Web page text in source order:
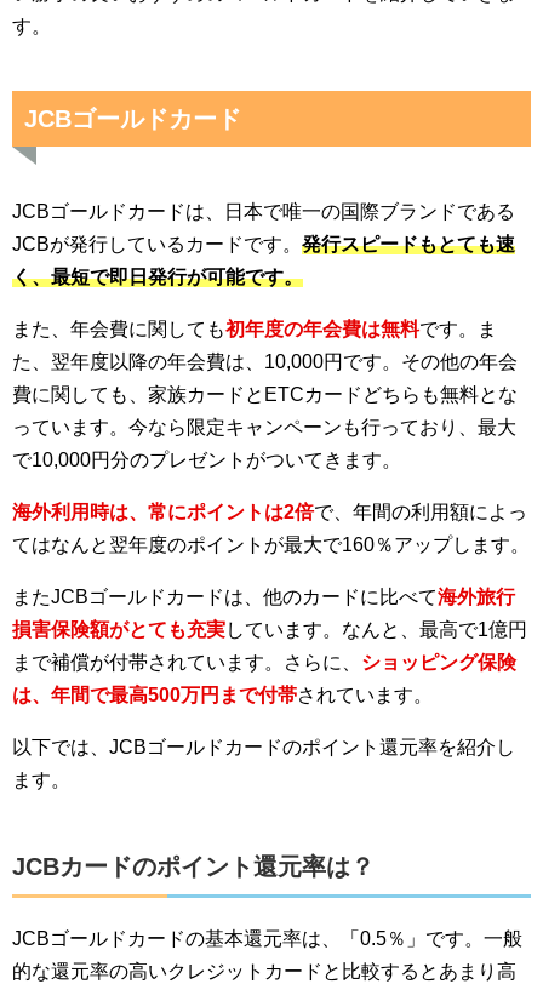
す。
JCBゴールドカード
JCBゴールドカードは、日本で唯一の国際ブランドである
JCBが発行しているカードです。 発行スピードもとても速
く、最短で即日発行が可能です。
また、年会費に関しても初年度の年会費は無料です。ま
た、翌年度以降の年会費は、10,000円です。その他の年会
費に関しても、家族カードとETCカードどちらも無料とな
っています。今なら限定キャンペーンも行っており、最大
で10,000円分のプレゼントがついてきます。
海外利用時は、常にポイントは2倍で、年間の利用額によっ
てはなんと翌年度のポイントが最大で160％アップします。
またJCBゴールドカードは、他のカードに比べて海外旅行
損害保険額がとても充実しています。なんと、最高で1億円
まで補償が付帯されています。さらに、 ショッピング保険
は、年間で最高500万円まで付帯されています。
以下では、JCBゴールドカードのポイント還元率を紹介し
ます。
JCBカードのポイント還元率は？
JCBゴールドカードの基本還元率は、「0.5％」です。一般
的な還元率の高いクレジットカードと比較するとあまり高